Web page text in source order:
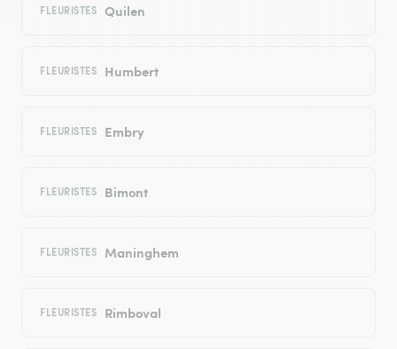
FLEURISTES Quilen
FLEURISTES Humbert
FLEURISTES Embry
FLEURISTES Bimont
FLEURISTES Maninghem
FLEURISTES Rimboval